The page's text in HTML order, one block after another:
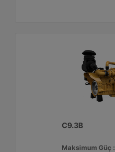
C9.3B
Maksimum Güç :